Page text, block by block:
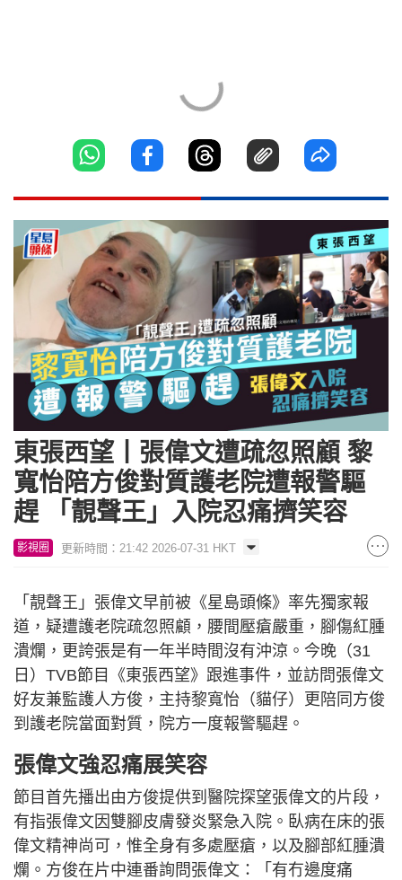
東張西望丨張偉文遭疏忽照顧 黎
寬怡陪方俊對質護老院遭報警驅
趕 「靚聲王」入院忍痛擠笑容
影視圈 更新時間：21:42 2026-07-31 HKT
「靚聲王」張偉文早前被《星島頭條》率先獨家報
道，疑遭護老院疏忽照顧，腰間壓瘡嚴重，腳傷紅腫
潰爛，更誇張是有一年半時間沒有沖涼。今晚（31
日）TVB節目《東張西望》跟進事件，並訪問張偉文
好友兼監護人方俊，主持黎寬怡（貓仔）更陪同方俊
到護老院當面對質，院方一度報警驅趕。
張偉文強忍痛展笑容
節目首先播出由方俊提供到醫院探望張偉文的片段，
有指張偉文因雙腳皮膚發炎緊急入院。臥病在床的張
偉文精神尚可，惟全身有多處壓瘡，以及腳部紅腫潰
爛。方俊在片中連番詢問張偉文：「有冇邊度痛